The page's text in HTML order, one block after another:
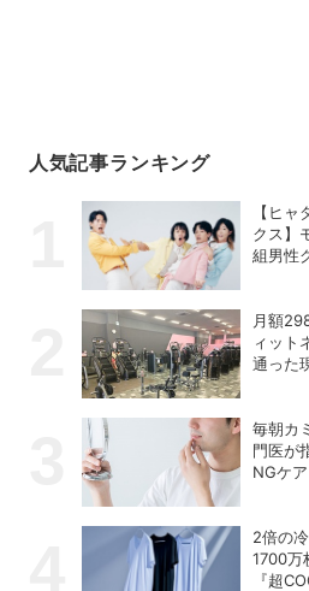
人気記事ランキング
【ヒ
クス】
組男性
月額
ィット
通った
毎朝カ
門医が
NGケア
2倍の
1700万
『超